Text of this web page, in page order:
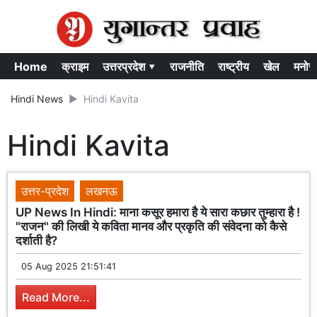
Home क्राइम उत्तरप्रदेश ▾ राजनीति राष्ट्रीय खेल
Hindi News Hindi Kavita
Hindi Kavita
उत्तर-प्रदेश
लखनऊ
UP News In Hindi: माना कसूर हमारा है ये सारा कछार तुम्हारा है !
"राजन" की लिखी ये कविता मानव और प्रकृति की संवेदना को कैसे
दर्शाती है?
05 Aug 2025 21:51:41
Read More...